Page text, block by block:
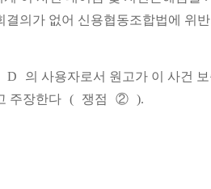
의가 없어 신용협동조합법에 위
D
의 사용자로서 원고가 이 사건
주장한다 ( 쟁점 ② ).